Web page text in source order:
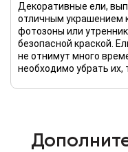
Декоративные ели,
отличным украшением
фотозоны или
безопасной краской.
не отнимут много
необходимо убрать их,